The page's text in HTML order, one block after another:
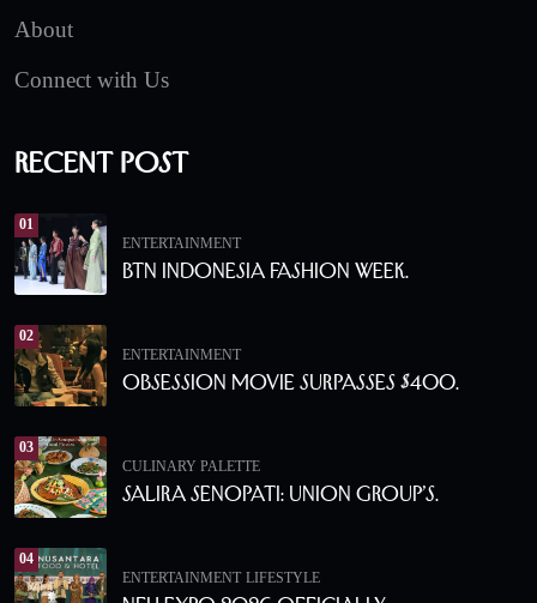
About
Connect with Us
Recent Post
01
ENTERTAINMENT
BTN Indonesia Fashion Week.
02
ENTERTAINMENT
Obsession Movie Surpasses $400.
03
CULINARY PALETTE
Salira Senopati: Union Group’s.
04
ENTERTAINMENT LIFESTYLE